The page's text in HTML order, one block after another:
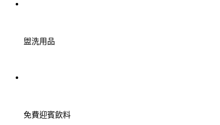
盥洗用品
免費迎賓飲料